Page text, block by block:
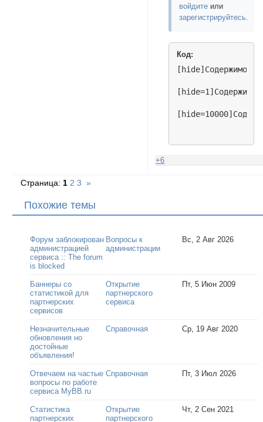
войдите или
зарегистрируйтесь
Код:
[hide]Содержимое
+6
Страница: 1 2 3 »
Похожие темы
Форум заблокирован
администрацией
сервиса :: The forum
is blocked
Вопросы к
администрации
Вс, 2 Авг 2026
Баннеры со
статистикой для
партнерских
сервисов
Открытие
партнерского
сервиса
Пт, 5 Июн 2009
Незначительные
обновления но
достойные
объявления!
Справочная Ср, 19 Авг 2020
Отвечаем на частые
вопросы по работе
сервиса MyBB.ru
Справочная Пт, 3 Июл 2026
Статистика
партнерских
Открытие
партнерского
Чт, 2 Сен 2021